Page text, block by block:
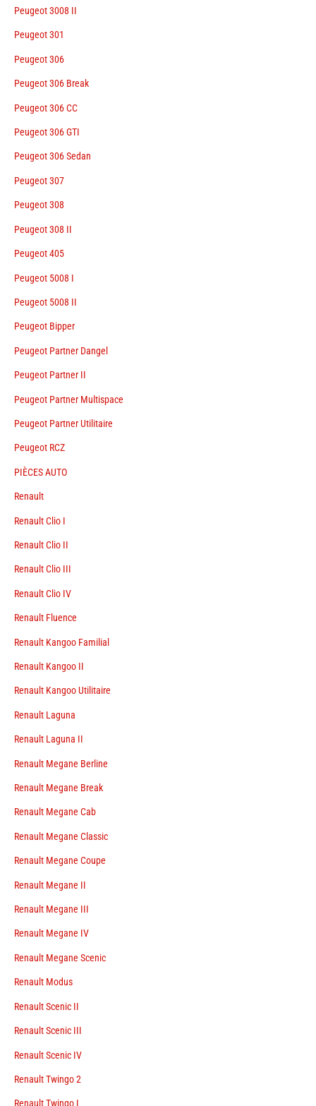
Peugeot 3008 II
Peugeot 301
Peugeot 306
Peugeot 306 Break
Peugeot 306 CC
Peugeot 306 GTI
Peugeot 306 Sedan
Peugeot 307
Peugeot 308
Peugeot 308 II
Peugeot 405
Peugeot 5008 I
Peugeot 5008 II
Peugeot Bipper
Peugeot Partner Dangel
Peugeot Partner II
Peugeot Partner Multispace
Peugeot Partner Utilitaire
Peugeot RCZ
PIÈCES AUTO
Renault
Renault Clio I
Renault Clio II
Renault Clio III
Renault Clio IV
Renault Fluence
Renault Kangoo Familial
Renault Kangoo II
Renault Kangoo Utilitaire
Renault Laguna
Renault Laguna II
Renault Megane Berline
Renault Megane Break
Renault Megane Cab
Renault Megane Classic
Renault Megane Coupe
Renault Megane II
Renault Megane III
Renault Megane IV
Renault Megane Scenic
Renault Modus
Renault Scenic II
Renault Scenic III
Renault Scenic IV
Renault Twingo 2
Renault Twingo I